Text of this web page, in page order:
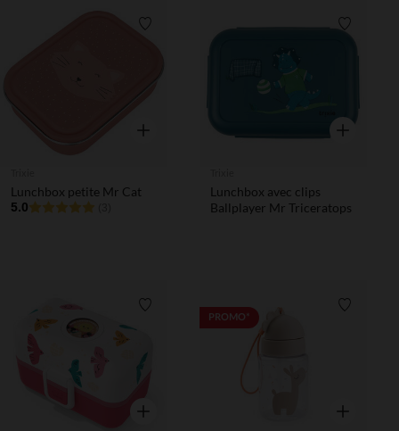
Liste de souhaits
Aperçu rapide
Lunchbox petite Mr Cat
5.0
Liste de
Aperçu
Lunchbox avec clips
Ballplayer Mr Triceratops
Liste de souhaits
Aperçu rapide
PROMO*
Aperçu